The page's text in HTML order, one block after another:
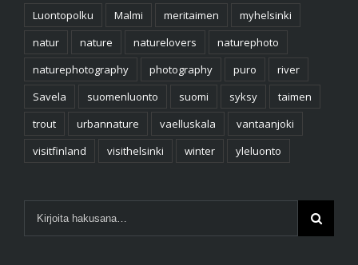
longinojasyksy
luonto luontokuva
Luontokuvaus
Luontopolku
Malmi meritaimen
myhelsinki
natur
nature naturelovers
naturephoto
naturephotography
photography puro
river
Savela
suomenluonto suomi syksy
taimen
trout
urbannature vaelluskala
vantaanjoki